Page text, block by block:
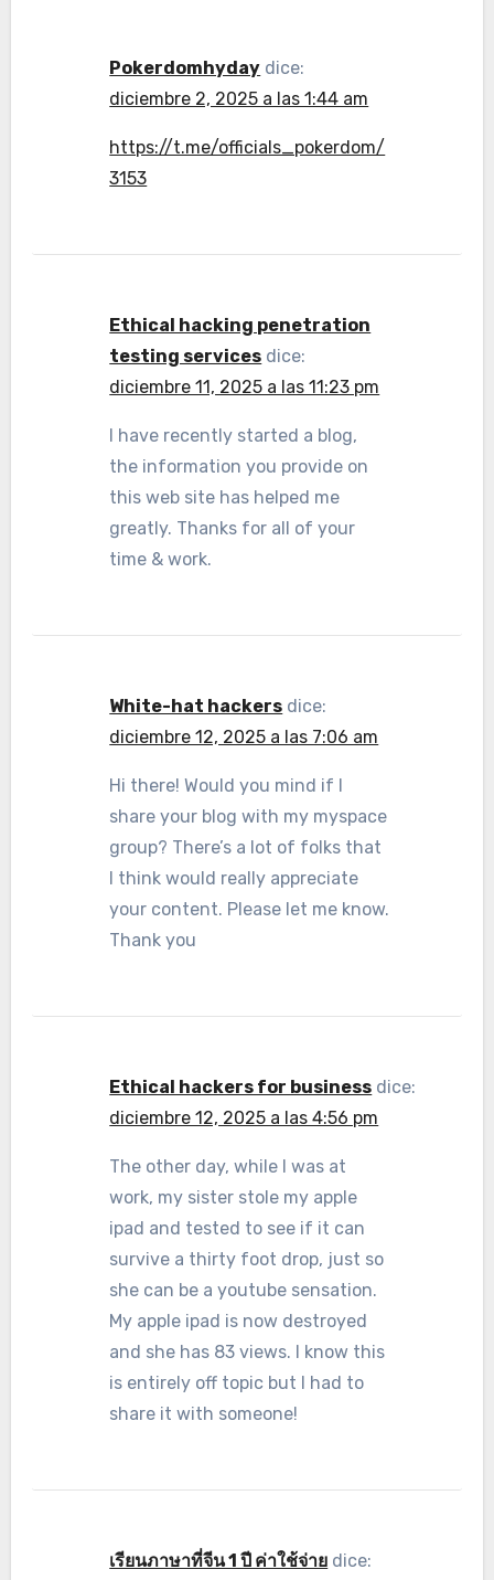
Pokerdomhyday dice:
diciembre 2, 2025 a las 1:44 am
https://t.me/officials_pokerdom/
3153
Ethical hacking penetration
testing services dice:
diciembre 11, 2025 a las 11:23 pm
I have recently started a blog,
the information you provide on
this web site has helped me
greatly. Thanks for all of your
time & work.
White-hat hackers dice:
diciembre 12, 2025 a las 7:06 am
Hi there! Would you mind if I
share your blog with my myspace
group? There’s a lot of folks that
I think would really appreciate
your content. Please let me know.
Thank you
Ethical hackers for business dice:
diciembre 12, 2025 a las 4:56 pm
The other day, while I was at
work, my sister stole my apple
ipad and tested to see if it can
survive a thirty foot drop, just so
she can be a youtube sensation.
My apple ipad is now destroyed
and she has 83 views. I know this
is entirely off topic but I had to
share it with someone!
เรียนภาษาที่จีน 1 ปี ค่าใช้จ่าย dice: